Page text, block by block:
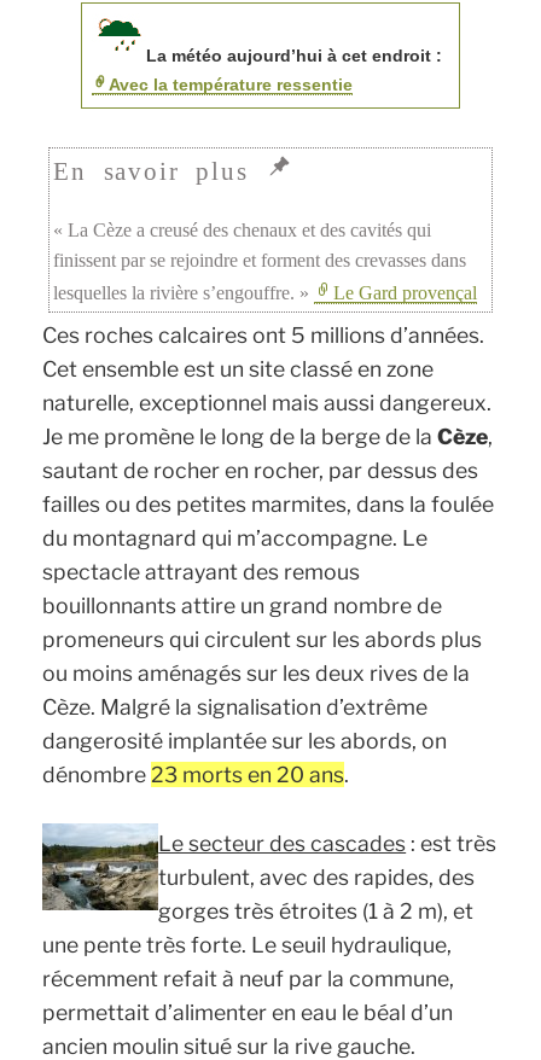
La météo aujourd’hui à cet endroit :
Avec la température ressentie
« La Cèze a creusé des chenaux et des cavités qui
finissent par se rejoindre et forment des crevasses dans
lesquelles la rivière s’engouffre. »
Le Gard provençal
Ces roches calcaires ont 5 millions d’années.
Cet ensemble est un site classé en zone
naturelle, exceptionnel mais aussi dangereux.
Je me promène le long de la berge de laCèze,
sautant de rocher en rocher, par dessus des
failles ou des petites marmites, dans la foulée
du montagnard qui m’accompagne. Le
spectacle attrayant des remous
bouillonnants attire un grand nombre de
promeneurs qui circulent sur les abords plus
ou moins aménagés sur les deux rives de la
Cèze. Malgré la signalisation d’extrême
dangerosité implantée sur les abords, on
dénombre 23 morts en 20 ans.
Le secteur des cascades : est très
turbulent, avec des rapides, des
gorges très étroites (1 à 2 m), et
une pente très forte. Le seuil hydraulique,
récemment refait à neuf par la commune,
permettait d’alimenter en eau le béal d’un
ancien moulin situé sur la rive gauche.